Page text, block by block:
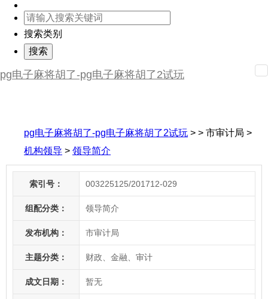
搜索类别
pg电子麻将胡了-pg电子麻将胡了2试玩
pg电子麻将胡了-pg电子麻将胡了2试玩 > > 市审计局 >
机构领导 > 领导简介
索引号： 003225125/201712-029
组配分类： 领导简介
发布机构： 市审计局
主题分类： 财政、金融、审计
成文日期： 暂无